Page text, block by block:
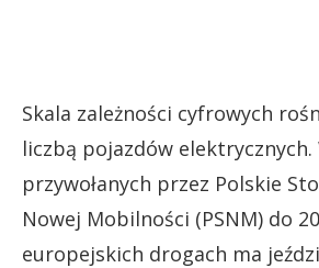
Skala zależności cyfrowych
liczbą pojazdów elektrycznych.
przywołanych przez Polskie
Nowej Mobilności (PSNM) do
europejskich drogach ma